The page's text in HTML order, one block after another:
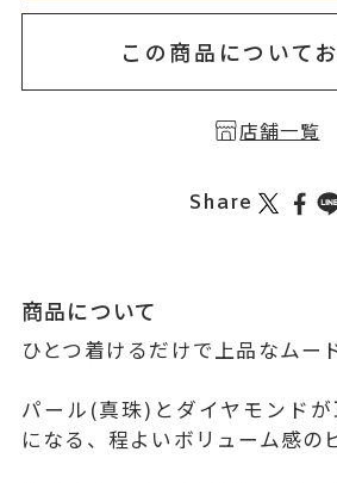
この商品について
店舗一覧
Share
商品について
ひとつ着けるだけで上品なムー
パール(真珠)とダイヤモンド
になる、程よいボリューム感の